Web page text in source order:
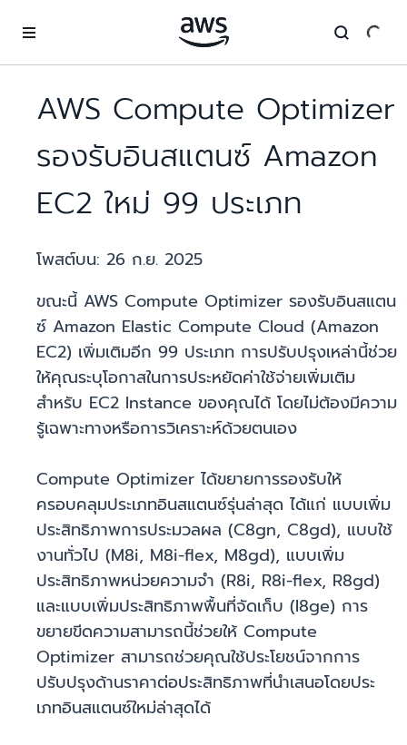
AWS Compute Optimizer
รองรับอินสแตนซ์ Amazon
EC2 ใหม่ 99 ประเภท
โพสต์บน: 26 ก.ย. 2025
ขณะนี้ AWS Compute Optimizer รองรับอินสแตน
ซ์ Amazon Elastic Compute Cloud (Amazon
EC2) เพิ่มเติมอีก 99 ประเภท การปรับปรุงเหล่านี้ช่วย
ให้คุณระบุโอกาสในการประหยัดค่าใช้จ่ายเพิ่มเติม
สำหรับ EC2 Instance ของคุณได้ โดยไม่ต้องมีความ
รู้เฉพาะทางหรือการวิเคราะห์ด้วยตนเอง
Compute Optimizer ได้ขยายการรองรับให้
ครอบคลุมประเภทอินสแตนซ์รุ่นล่าสุด ได้แก่ แบบเพิ่ม
ประสิทธิภาพการประมวลผล (C8gn, C8gd), แบบใช้
งานทั่วไป (M8i, M8i-flex, M8gd), แบบเพิ่ม
ประสิทธิภาพหน่วยความจำ (R8i, R8i-flex, R8gd)
และแบบเพิ่มประสิทธิภาพพื้นที่จัดเก็บ (I8ge) การ
ขยายขีดความสามารถนี้ช่วยให้ Compute
Optimizer สามารถช่วยคุณใช้ประโยชน์จากการ
ปรับปรุงด้านราคาต่อประสิทธิภาพที่นำเสนอโดยประ
เภทอินสแตนซ์ใหม่ล่าสุดได้